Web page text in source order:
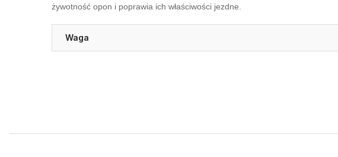
żywotność opon i poprawia ich właściwości jezdne.
Waga